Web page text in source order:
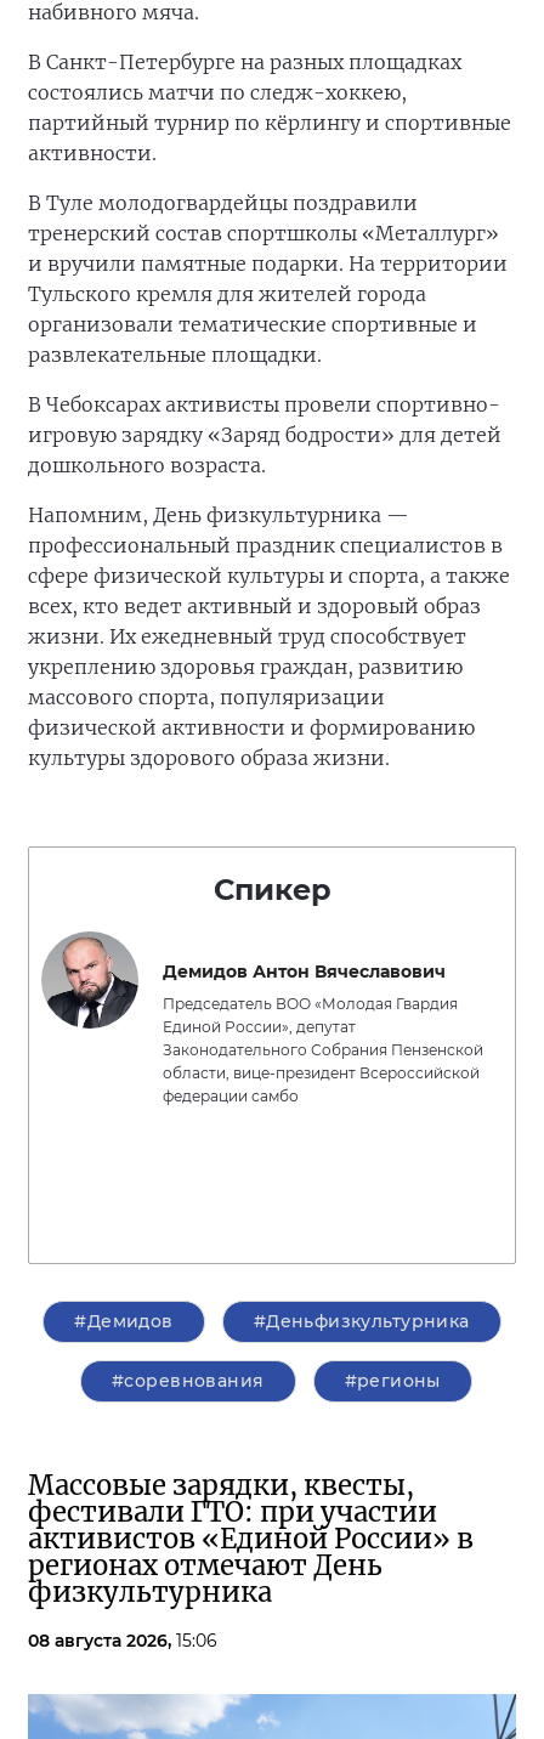
набивного мяча.
В Санкт-Петербурге на разных площадках
состоялись матчи по следж-хоккею,
партийный турнир по кёрлингу и спортивные
активности.
В Туле молодогвардейцы поздравили
тренерский состав спортшколы «Металлург»
и вручили памятные подарки. На территории
Тульского кремля для жителей города
организовали тематические спортивные и
развлекательные площадки.
В Чебоксарах активисты провели спортивно-
игровую зарядку «Заряд бодрости» для детей
дошкольного возраста.
Напомним, День физкультурника —
профессиональный праздник специалистов в
сфере физической культуры и спорта, а также
всех, кто ведет активный и здоровый образ
жизни. Их ежедневный труд способствует
укреплению здоровья граждан, развитию
массового спорта, популяризации
физической активности и формированию
культуры здорового образа жизни.
Спикер
Демидов Антон Вячеславович
Председатель ВОО «Молодая Гвардия
Единой России», депутат
Законодательного Собрания Пензенской
области, вице-президент Всероссийской
федерации самбо
#Демидов #Деньфизкультурника
#соревнования #регионы
Массовые зарядки, квесты,
фестивали ГТО: при участии
активистов «Единой России» в
регионах отмечают День
физкультурника
08 августа 2026, 15:06